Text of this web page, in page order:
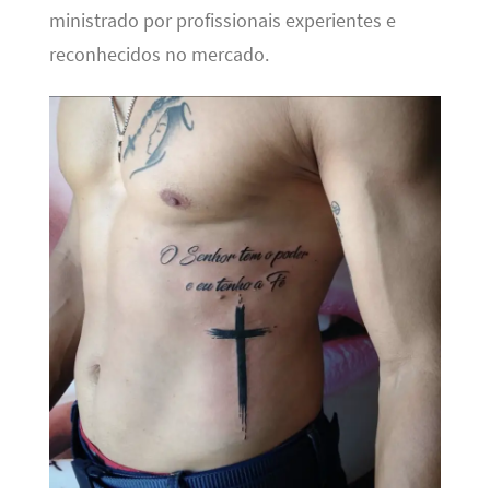
ministrado por profissionais experientes e
reconhecidos no mercado.